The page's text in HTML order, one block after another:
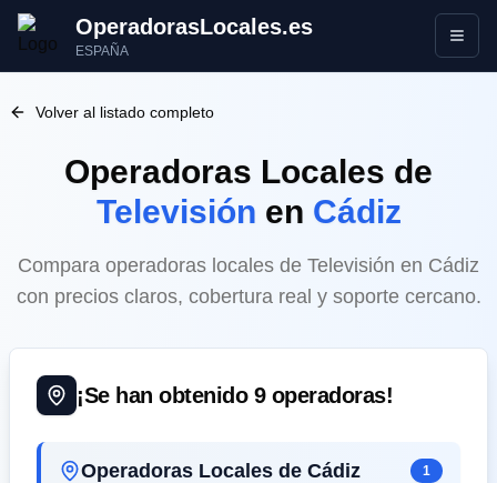
OperadorasLocales.es
ESPAÑA Abrir
Volver al listado completo
Operadoras Locales de
Televisión en Cádiz
Compara operadoras locales de Televisión en Cádiz
con precios claros, cobertura real y soporte cercano.
¡Se han obtenido 9operadoras!
Operadoras Locales de Cádiz 1